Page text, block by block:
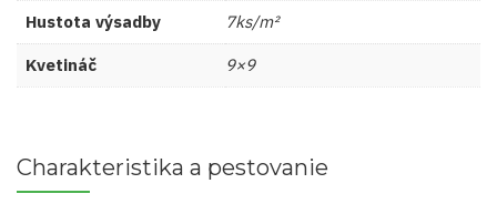
Hustota výsadby 7ks/m²
Kvetináč 9×9
Charakteristika a pestovanie